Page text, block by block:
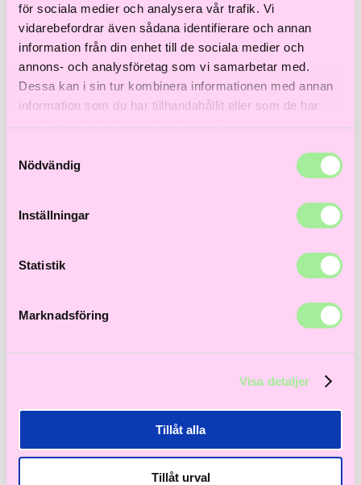
för sociala medier och analysera vår trafik. Vi
vidarebefordrar även sådana identifierare och annan
information från din enhet till de sociala medier och
annons- och analysföretag som vi samarbetar med.
Dessa kan i sin tur kombinera informationen med annan
information som du har tillhandahållit eller som de har
samlat in när du har använt deras tjänster.
Nödvändig
Inställningar
Statistik
Marknadsföring
Visa detaljer
Tillåt alla
Tillåt urval
Hem>Åldrande hår> Color Care Shampoo 250ml
Color Care Shampoo 250ml